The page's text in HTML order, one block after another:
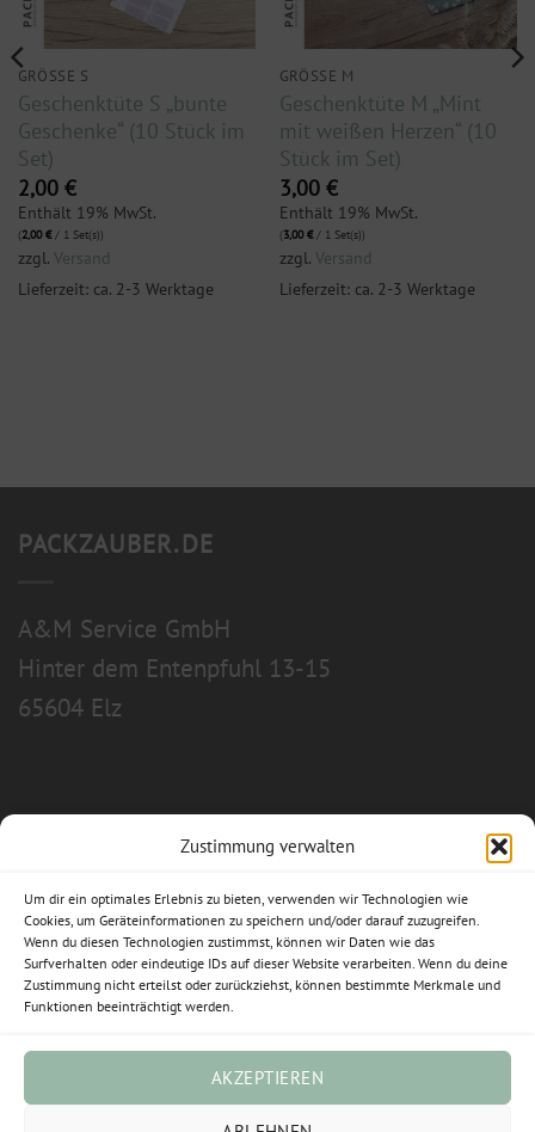
Zustimmung verwalten
Um dir ein optimales Erlebnis zu bieten, verwenden wir Technologien wie
Cookies, um Geräteinformationen zu speichern und/oder darauf zuzugreifen.
Wenn du diesen Technologien zustimmst, können wir Daten wie das
Surfverhalten oder eindeutige IDs auf dieser Website verarbeiten. Wenn du deine
Zustimmung nicht erteilst oder zurückziehst, können bestimmte Merkmale und
Funktionen beeinträchtigt werden.
AKZEPTIEREN
GRÖSSE S
Geschenktüte S „bunte
Geschenke“ (10 Stück im
Set)
2,00 €
Enthält 19% MwSt.
(2,00€/ 1 Set(s))
zzgl. Versand
Lieferzeit: ca. 2-3 Werktage
GRÖSSE M
Geschenktüte M „Mint
mit weißen Herzen“ (10
Stück im Set)
3,00 €
Enthält 19% MwSt.
(3,00€/ 1 Set(s))
zzgl. Versand
Lieferzeit: ca. 2-3 Werktage
PACKZAUBER.DE
A&M Service GmbH
Hinter dem Entenpfuhl 13-15
65604 Elz
Allgemeine Geschäftsbedingungen
Impressum
Datenschutzerklärung
Widerrufsbelehrung
Cookie-Richtlinie (EU)